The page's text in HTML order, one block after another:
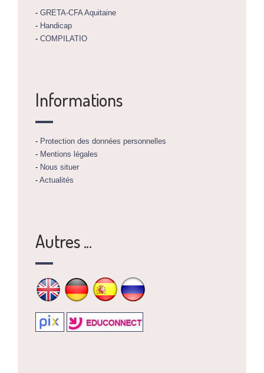
- GRETA-CFA Aquitaine
- Handicap
- COMPILATIO
Informations
- Protection des données personnelles
- Mentions légales
- Nous situer
- Actualités
Autres ...